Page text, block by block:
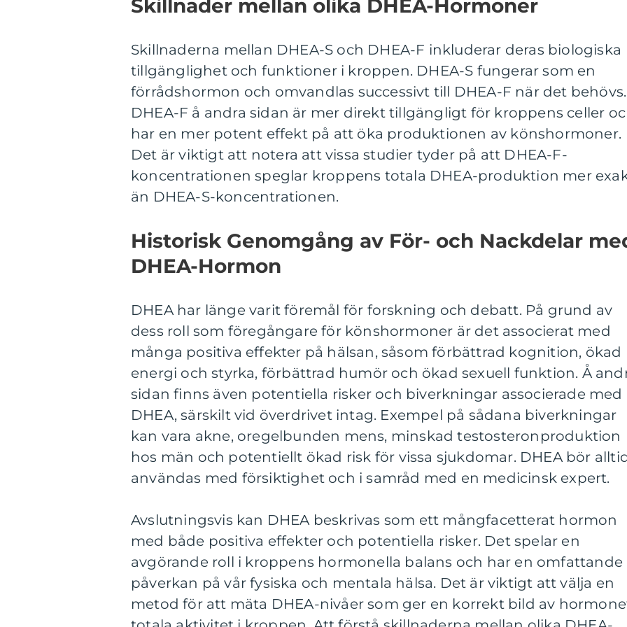
Skillnader mellan olika DHEA-Hormoner
Skillnaderna mellan DHEA-S och DHEA-F inkluderar deras biologiska
tillgänglighet och funktioner i kroppen. DHEA-S fungerar som en
förrådshormon och omvandlas successivt till DHEA-F när det behövs.
DHEA-F å andra sidan är mer direkt tillgängligt för kroppens celler
har en mer potent effekt på att öka produktionen av könshormoner.
Det är viktigt att notera att vissa studier tyder på att DHEA-F-
koncentrationen speglar kroppens totala DHEA-produktion mer
än DHEA-S-koncentrationen.
Historisk Genomgång av För- och Nackdelar
DHEA-Hormon
DHEA har länge varit föremål för forskning och debatt. På grund av
dess roll som föregångare för könshormoner är det associerat med
många positiva effekter på hälsan, såsom förbättrad kognition, ökad
energi och styrka, förbättrad humör och ökad sexuell funktion. Å
sidan finns även potentiella risker och biverkningar associerade med
DHEA, särskilt vid överdrivet intag. Exempel på sådana biverkningar
kan vara akne, oregelbunden mens, minskad testosteronproduktion
hos män och potentiellt ökad risk för vissa sjukdomar. DHEA bör
användas med försiktighet och i samråd med en medicinsk expert.
Avslutningsvis kan DHEA beskrivas som ett mångfacetterat hormon
med både positiva effekter och potentiella risker. Det spelar en
avgörande roll i kroppens hormonella balans och har en omfattande
påverkan på vår fysiska och mentala hälsa. Det är viktigt att välja en
metod för att mäta DHEA-nivåer som ger en korrekt bild av